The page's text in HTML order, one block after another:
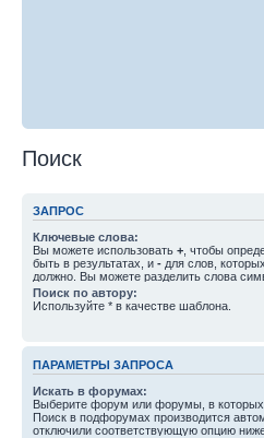
Поиск
ЗАПРОС
Ключевые слова:
Вы можете использовать + , чтобы
быть в результатах, и - для слов,
должно. Вы можете разделить слова
слова из списка. Используйте
совпадения.
Поиск по автору:
Используйте * в качестве шаблона.
ПАРАМЕТРЫ ЗАПРОСА
Искать в форумах:
Выберите форум или форумы, в которых
Поиск в подфорумах производится
отключили соответствующую опцию